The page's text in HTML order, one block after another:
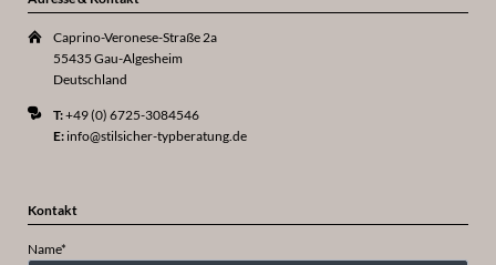
Caprino-Veronese-Straße 2a
55435 Gau-Algesheim
Deutschland
T:+49 (0) 6725-3084546
E: info@stilsicher-typberatung.de
Kontakt
Pflichtfeld
Name*